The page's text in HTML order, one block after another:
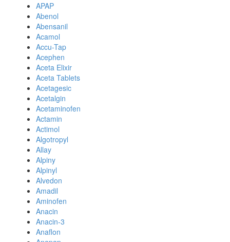
APAP
Abenol
Abensanil
Acamol
Accu-Tap
Acephen
Aceta Elixir
Aceta Tablets
Acetagesic
Acetalgin
Acetaminofen
Actamin
Actimol
Algotropyl
Allay
Alpiny
Alpinyl
Alvedon
Amadil
Aminofen
Anacin
Anacin-3
Anaflon